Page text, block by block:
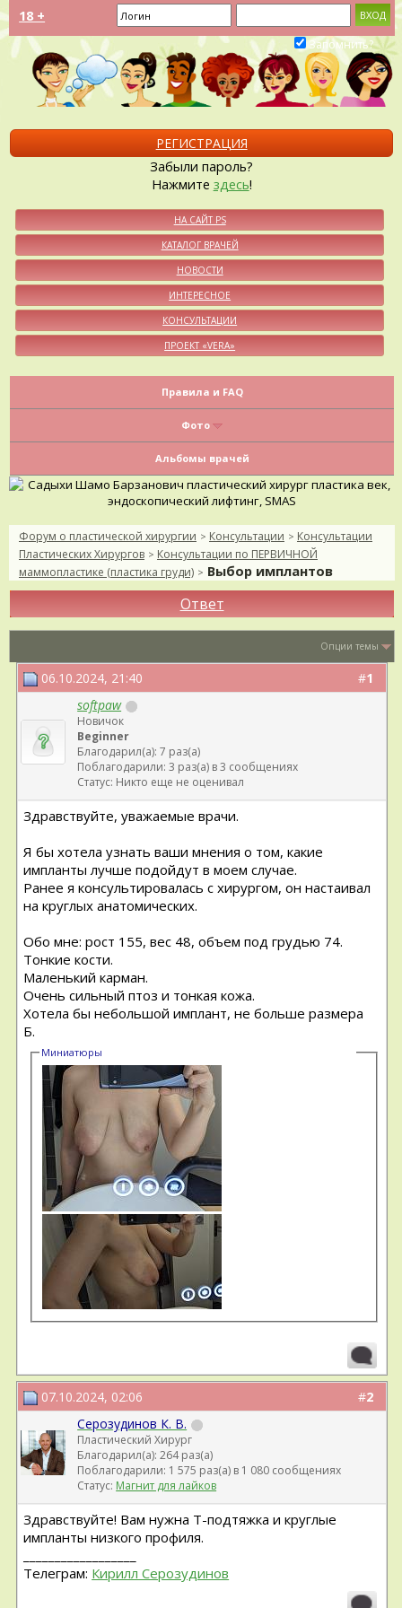
18 +
Запомнить?
РЕГИСТРАЦИЯ
Забыли пароль?
Нажмите здесь!
НА САЙТ PS
КАТАЛОГ ВРАЧЕЙ
НОВОСТИ
ИНТЕРЕСНОЕ
КОНСУЛЬТАЦИИ
ПРОЕКТ «VERA»
Правила и FAQ
Фото
Альбомы врачей
Форум о пластической хирургии > Консультации > Консультации
Пластических Хирургов > Консультации по ПЕРВИЧНОЙ
маммопластике (пластика груди) > Выбор имплантов
Ответ
Опции темы
#1
06.10.2024, 21:40
softpaw
Новичок
Beginner
Благодарил(а): 7 раз(а)
Поблагодарили: 3 раз(а) в 3 сообщениях
Статус: Никто еще не оценивал
Здравствуйте, уважаемые врачи.
Я бы хотела узнать ваши мнения о том, какие
импланты лучше подойдут в моем случае.
Ранее я консультировалась с хирургом, он настаивал
на круглых анатомических.
Обо мне: рост 155, вес 48, объем под грудью 74.
Тонкие кости.
Маленький карман.
Очень сильный птоз и тонкая кожа.
Хотела бы небольшой имплант, не больше размера
Б.
Миниатюры
#2
07.10.2024, 02:06
Серозудинов К. В.
Пластический Хирург
Благодарил(а): 264 раз(а)
Поблагодарили: 1 575 раз(а) в 1 080 сообщениях
Статус: Магнит для лайков
Здравствуйте! Вам нужна Т-подтяжка и круглые
импланты низкого профиля.
Телеграм: Кирилл Серозудинов